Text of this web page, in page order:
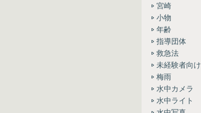
宮崎
小物
年齢
指導団体
救急法
未経験者向け
梅雨
水中カメラ
水中ライト